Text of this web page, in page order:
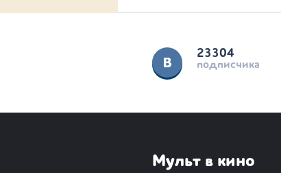
23304
подписчика
Мульт в кино